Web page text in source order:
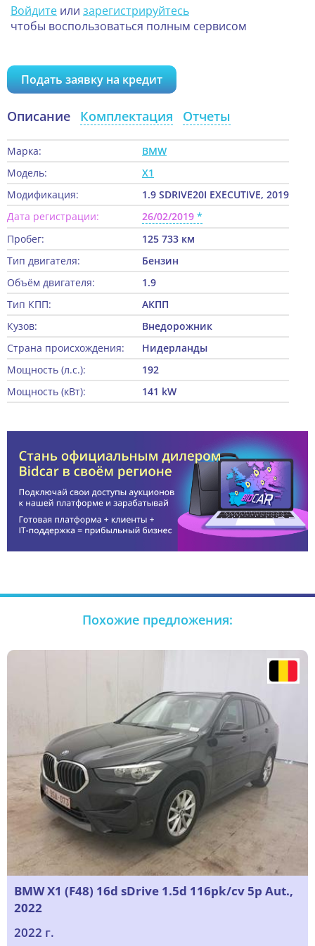
Войдите или зарегистрируйтесь
чтобы воспользоваться полным сервисом
Подать заявку на кредит
Описание Комплектация Отчеты
Марка:
BMW
Модель:
X1
Модификация:
1.9 SDRIVE20I EXECUTIVE, 2019
Дата регистрации:
26/02/2019
Пробег:
125 733 км
Тип двигателя:
Бензин
Объём двигателя:
1.9
Тип КПП:
АКПП
Кузов:
Внедорожник
Страна происхождения:
Нидерланды
Мощность (л.с.):
192
Мощность (кВт):
141 kW
Похожие предложения:
BMW X1 (F48) 16d sDrive 1.5d 116pk/cv 5p Aut.,
2022
2022 г.